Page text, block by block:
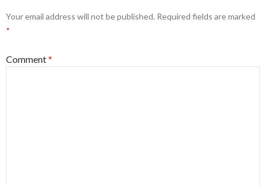
Your email address will not be published. Required fields are marked
*
Comment*